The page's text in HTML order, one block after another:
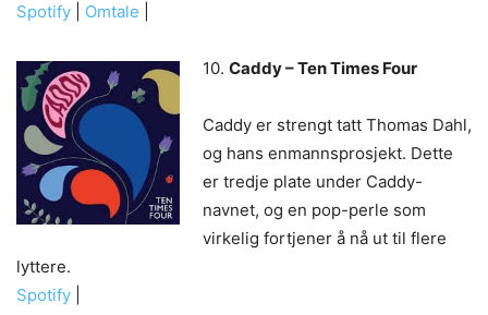
Spotify Omtale
10. Caddy – Ten Times Four
Caddy er strengt tatt Thomas Dahl,
og hans enmannsprosjekt. Dette
er tredje plate under Caddy-
navnet, og en pop-perle som
virkelig fortjener å nå ut til flere
lyttere.
Spotify